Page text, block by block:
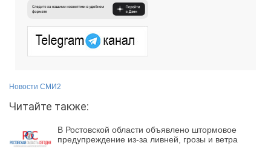
Новости СМИ2
Читайте также:
В Ростовской области объявлено штормовое
предупреждение из-за ливней, грозы и ветра